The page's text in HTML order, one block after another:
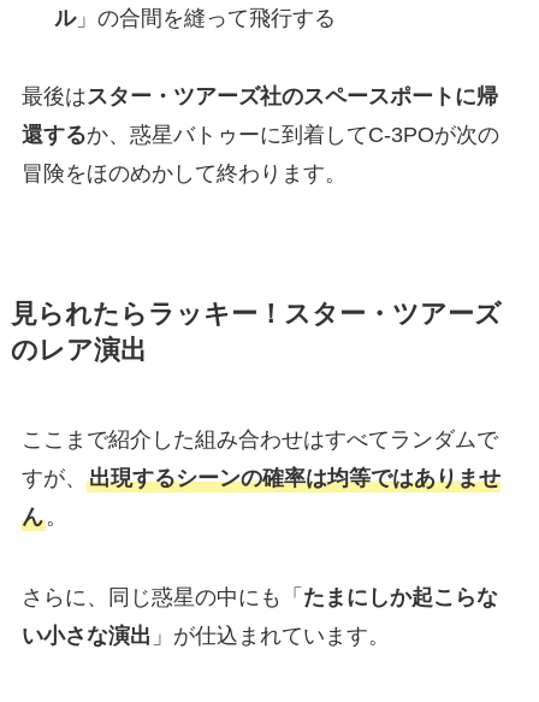
ル」の合間を縫って飛行する
最後はスター・ツアーズ社のスペースポートに帰
還するか、惑星バトゥーに到着してC-3POが次の
冒険をほのめかして終わります。
見られたらラッキー！スター・ツアーズ
のレア演出
ここまで紹介した組み合わせはすべてランダムで
すが、 出現するシーンの確率は均等ではありませ
ん。
さらに、同じ惑星の中にも「 たまにしか起こらな
い小さな演出 」が仕込まれています。